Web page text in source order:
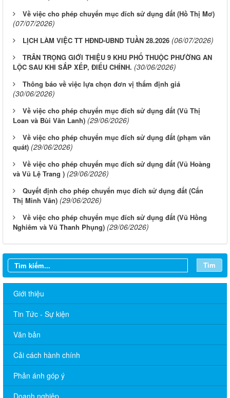
Về việc cho phép chuyển mục đích sử dụng đất (Hồ Thị Mơ)
(07/07/2026)
LỊCH LÀM VIỆC TT HĐND-UBND TUẦN 28.2026 (06/07/2026)
TRÂN TRỌNG GIỚI THIỆU 9 KHU PHỐ THUỘC PHƯỜNG AN
LỘC SAU KHI SẮP XẾP, ĐIỂU CHỈNH. (30/06/2026)
Thông báo về việc lựa chọn đơn vị thẩm định giá
(30/06/2026)
Về việc cho phép chuyển mục đích sử dụng đất (Vũ Thị
Loan và Bùi Văn Lanh) (29/06/2026)
Về việc cho phép chuyển mục đích sử dụng đất (phạm văn
quát) (29/06/2026)
Về việc cho phép chuyển mục đích sử dụng đất (Vũ Hoàng
và Vũ Lệ Trang ) (29/06/2026)
Quyết định cho phép chuyển mục đích sử dụng đất (Cấn
Thị Minh Vân) (29/06/2026)
Về việc cho phép chuyển mục đích sử dụng đất (Vũ Hồng
Nghiêm và Vũ Thanh Phụng) (29/06/2026)
Tìm
Giới thiệu
Tin Tức - Sự kiện
Văn bản
Cải cách hành chính
Phản ánh góp ý